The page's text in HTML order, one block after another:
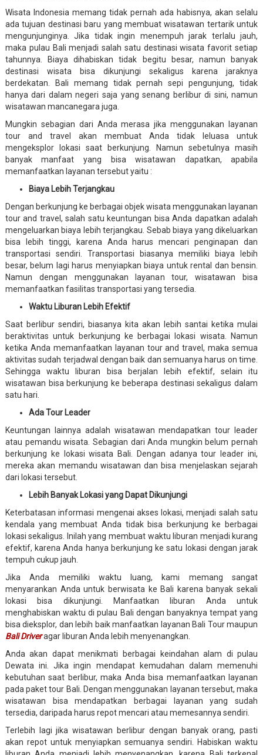
Wisata Indonesia memang tidak pernah ada habisnya, akan selalu
ada tujuan destinasi baru yang membuat wisatawan tertarik untuk
mengunjunginya. Jika tidak ingin menempuh jarak terlalu jauh,
maka pulau Bali menjadi salah satu destinasi wisata favorit setiap
tahunnya. Biaya dihabiskan tidak begitu besar, namun banyak
destinasi wisata bisa dikunjungi sekaligus karena jaraknya
berdekatan. Bali memang tidak pernah sepi pengunjung, tidak
hanya dari dalam negeri saja yang senang berlibur di sini, namun
wisatawan mancanegara juga.
Mungkin sebagian dari Anda merasa jika menggunakan layanan
tour and travel akan membuat Anda tidak leluasa untuk
mengeksplor lokasi saat berkunjung. Namun sebetulnya masih
banyak manfaat yang bisa wisatawan dapatkan, apabila
memanfaatkan layanan tersebut yaitu :
Biaya Lebih Terjangkau
Dengan berkunjung ke berbagai objek wisata menggunakan layanan
tour and travel, salah satu keuntungan bisa Anda dapatkan adalah
mengeluarkan biaya lebih terjangkau. Sebab biaya yang dikeluarkan
bisa lebih tinggi, karena Anda harus mencari penginapan dan
transportasi sendiri. Transportasi biasanya memiliki biaya lebih
besar, belum lagi harus menyiapkan biaya untuk rental dan bensin.
Namun dengan menggunakan layanan tour, wisatawan bisa
memanfaatkan fasilitas transportasi yang tersedia.
Waktu Liburan Lebih Efektif
Saat berlibur sendiri, biasanya kita akan lebih santai ketika mulai
beraktivitas untuk berkunjung ke berbagai lokasi wisata. Namun
ketika Anda memanfaatkan layanan tour and travel, maka semua
aktivitas sudah terjadwal dengan baik dan semuanya harus on time.
Sehingga waktu liburan bisa berjalan lebih efektif, selain itu
wisatawan bisa berkunjung ke beberapa destinasi sekaligus dalam
satu hari.
Ada Tour Leader
Keuntungan lainnya adalah wisatawan mendapatkan tour leader
atau pemandu wisata. Sebagian dari Anda mungkin belum pernah
berkunjung ke lokasi wisata Bali. Dengan adanya tour leader ini,
mereka akan memandu wisatawan dan bisa menjelaskan sejarah
dari lokasi tersebut.
Lebih Banyak Lokasi yang Dapat Dikunjungi
Keterbatasan informasi mengenai akses lokasi, menjadi salah satu
kendala yang membuat Anda tidak bisa berkunjung ke berbagai
lokasi sekaligus. Inilah yang membuat waktu liburan menjadi kurang
efektif, karena Anda hanya berkunjung ke satu lokasi dengan jarak
tempuh cukup jauh.
Jika Anda memiliki waktu luang, kami memang sangat
menyarankan Anda untuk berwisata ke Bali karena banyak sekali
lokasi bisa dikunjungi. Manfaatkan liburan Anda untuk
menghabiskan waktu di pulau Bali dengan banyaknya tempat yang
bisa dieksplor, dan lebih baik manfaatkan layanan Bali Tour maupun
Bali Driveragar liburan Anda lebih menyenangkan.
Anda akan dapat menikmati berbagai keindahan alam di pulau
Dewata ini. Jika ingin mendapat kemudahan dalam memenuhi
kebutuhan saat berlibur, maka Anda bisa memanfaatkan layanan
pada paket tour Bali. Dengan menggunakan layanan tersebut, maka
wisatawan bisa mendapatkan berbagai layanan yang sudah
tersedia, daripada harus repot mencari atau memesannya sendiri.
Terlebih lagi jika wisatawan berlibur dengan banyak orang, pasti
akan repot untuk menyiapkan semuanya sendiri. Habiskan waktu